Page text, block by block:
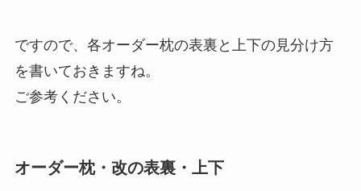
ですので、各オーダー枕の表裏と上下の見分け方
を書いておきますね。
ご参考ください。
オーダー枕・改の表裏・上下